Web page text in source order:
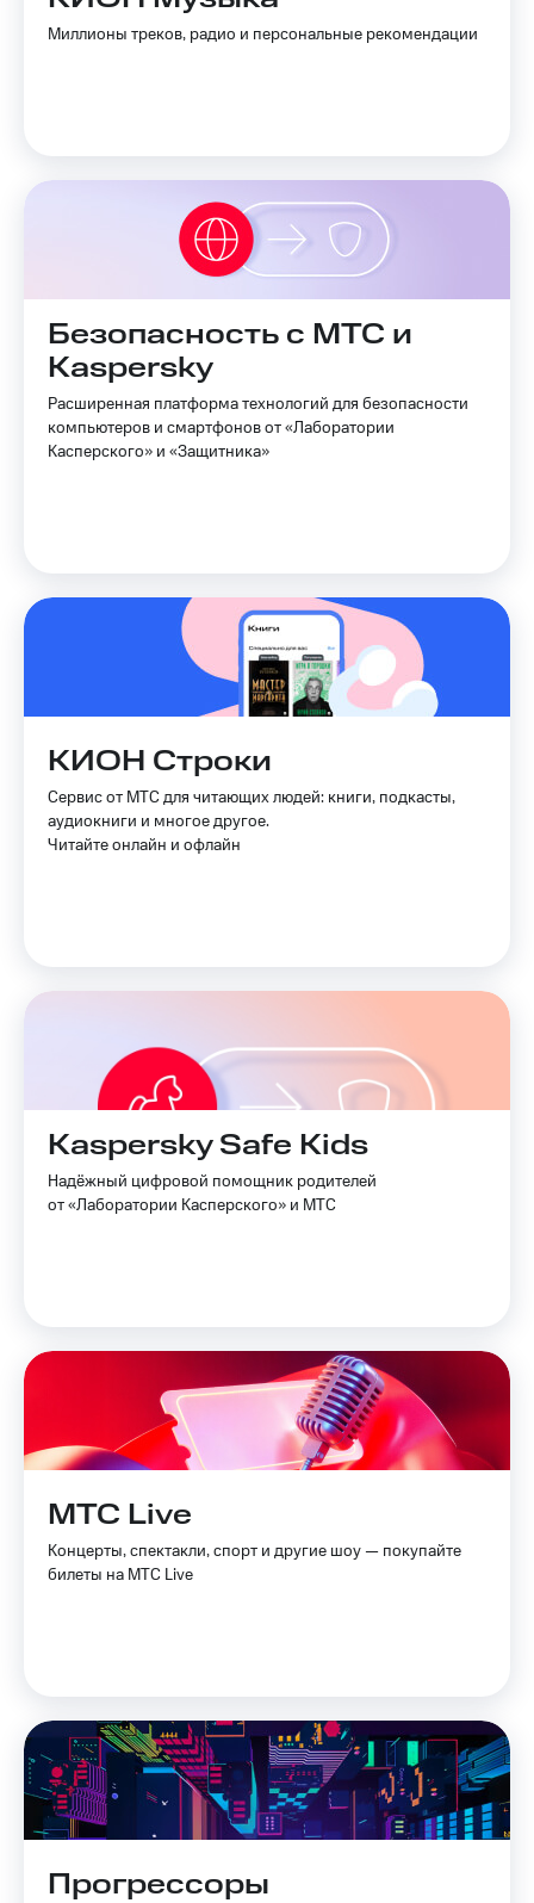
Миллионы треков, радио и персональные рекомендации
Безопасность с МТС и
Kaspersky
Расширенная платформа технологий для безопасности
компьютеров и смартфонов от «Лаборатории
Касперского» и «Защитника»
КИОН Строки
Сервис от МТС для читающих людей: книги, подкасты,
аудиокниги и многое другое.
Читайте онлайн и офлайн
Kaspersky Safe Kids
Надёжный цифровой помощник родителей
от «Лаборатории Касперского» и МТС
МТС Live
Концерты, спектакли, спорт и другие шоу — покупайте
билеты на МТС Live
Прогрессоры